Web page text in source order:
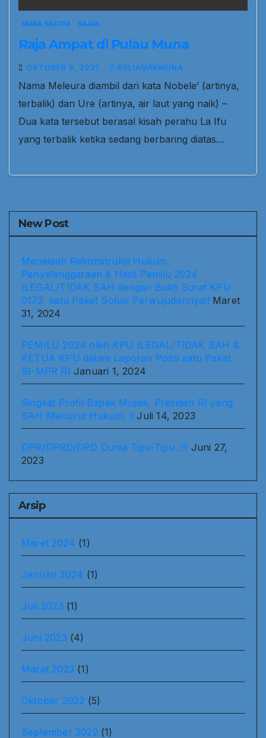
MUNA.SASTRA SAJAK
Raja Ampat di Pulau Muna
OKTOBER 9, 2021 ASLIANAKMUNA
Nama Meleura diambil dari kata Nobele’ (artinya,
terbalik) dan Ure (artinya, air laut yang naik) –
Dua kata tersebut berasal kisah perahu La Ifu
yang terbalik ketika sedang berbaring diatas…
New Post
Menelaah Rekonstruksi Hukum
Penyelenggaraan & Hasil Pemilu 2024
ILEGAL/TIDAK SAH dengan Bukti Surat KPU
0172 satu Paket Solusi Perwujudannya!! Maret
31, 2024
PEMILU 2024 oleh KPU ILEGAL/TIDAK SAH &
KETUA KPU dalam Laporan Polisi satu Paket
SI-MPR RI Januari 1, 2024
Singkat Profil Bapak Mujais, Presiden RI yang
SAH Menurut Hukum. !! Juli 14, 2023
DPR/DPRD/DPD Dunia Tipu-Tipu .!!! Juni 27,
2023
Arsip
Maret 2024 (1)
Januari 2024 (1)
Juli 2023 (1)
Juni 2023 (4)
Maret 2023 (1)
Oktober 2022 (5)
September 2022 (1)